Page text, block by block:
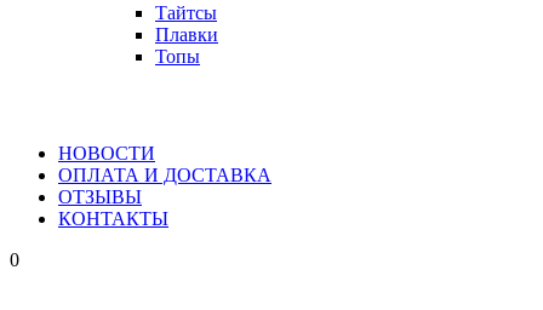
Тайтсы
Плавки
Топы
НОВОСТИ
ОПЛАТА И ДОСТАВКА
ОТЗЫВЫ
КОНТАКТЫ
0